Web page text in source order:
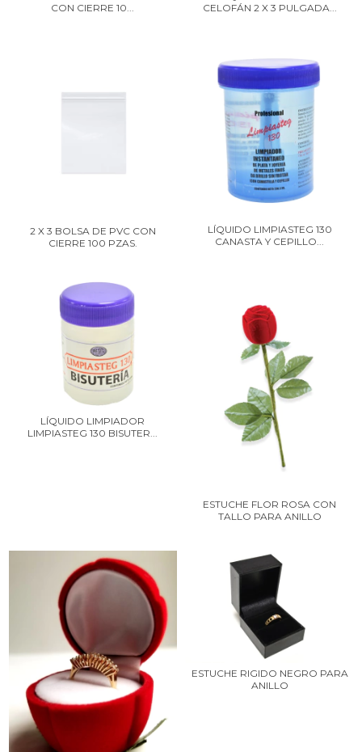
CON CIERRE 10...
CELOFÁN 2 X 3 PULGADA...
2 X 3 BOLSA DE PVC CON
CIERRE 100 PZAS.
LÍQUIDO LIMPIASTEG 130
CANASTA Y CEPILLO...
LÍQUIDO LIMPIADOR
LIMPIASTEG 130 BISUTER...
ESTUCHE FLOR ROSA CON
TALLO PARA ANILLO
ESTUCHE RIGIDO NEGRO PARA
ANILLO